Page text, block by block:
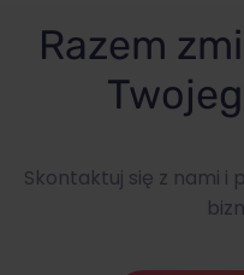
Razem
Skontaktuj się z nami i